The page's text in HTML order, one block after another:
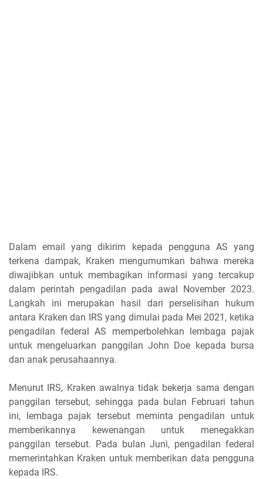
Dalam email yang dikirim kepada pengguna AS yang
terkena dampak, Kraken mengumumkan bahwa mereka
diwajibkan untuk membagikan informasi yang tercakup
dalam perintah pengadilan pada awal November 2023.
Langkah ini merupakan hasil dari perselisihan hukum
antara Kraken dan IRS yang dimulai pada Mei 2021, ketika
pengadilan federal AS memperbolehkan lembaga pajak
untuk mengeluarkan panggilan John Doe kepada bursa
dan anak perusahaannya.
Menurut IRS, Kraken awalnya tidak bekerja sama dengan
panggilan tersebut, sehingga pada bulan Februari tahun
ini, lembaga pajak tersebut meminta pengadilan untuk
memberikannya kewenangan untuk menegakkan
panggilan tersebut. Pada bulan Juni, pengadilan federal
memerintahkan Kraken untuk memberikan data pengguna
kepada IRS.